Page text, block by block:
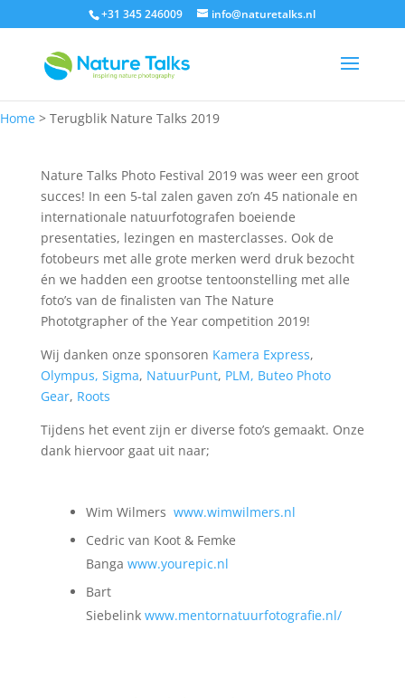
+31 345 246009 info@naturetalks.nl
Home > Terugblik Nature Talks 2019
Nature Talks Photo Festival 2019 was weer een groot
succes! In een 5-tal zalen gaven zo’n 45 nationale en
internationale natuurfotografen boeiende
presentaties, lezingen en masterclasses. Ook de
fotobeurs met alle grote merken werd druk bezocht
én we hadden een grootse tentoonstelling met alle
foto’s van de finalisten van The Nature
Phototgrapher of the Year competition 2019!
Wij danken onze sponsoren Kamera Express,
Olympus, Sigma, NatuurPunt, PLM, Buteo Photo
Gear, Roots
Tijdens het event zijn er diverse foto’s gemaakt. Onze
dank hiervoor gaat uit naar;
Wim Wilmers www.wimwilmers.nl
Cedric van Koot & Femke
Banga www.yourepic.nl
Bart
Siebelink www.mentornatuurfotografie.nl/